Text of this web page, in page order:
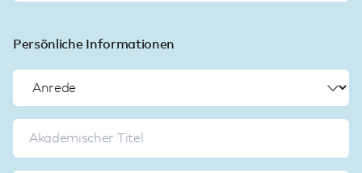
Persönliche Informationen